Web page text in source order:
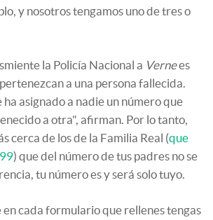
y nosotros tengamos uno de tres o
la Policía Nacional a Vernees
a una persona fallecida.
ha asignado a nadie un número que
a otra", afirman. Por lo tanto,
cerca de los de la Familia Real (que
) que del número de tus padres no se
tu número es y será solo tuyo.
en cada formulario que rellenes tengas